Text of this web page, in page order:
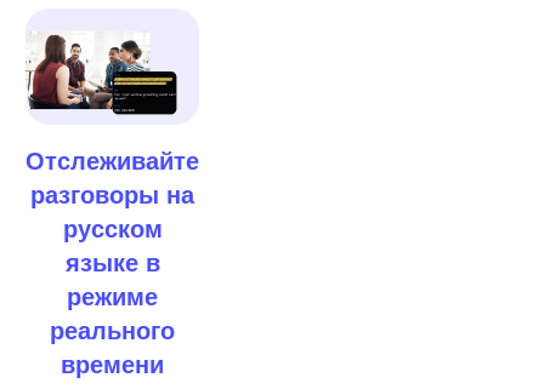
Отслеживайте
разговоры на
русском
языке в
режиме
реального
времени